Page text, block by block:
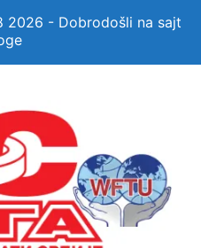
2026 - Dobrodošli na sajt